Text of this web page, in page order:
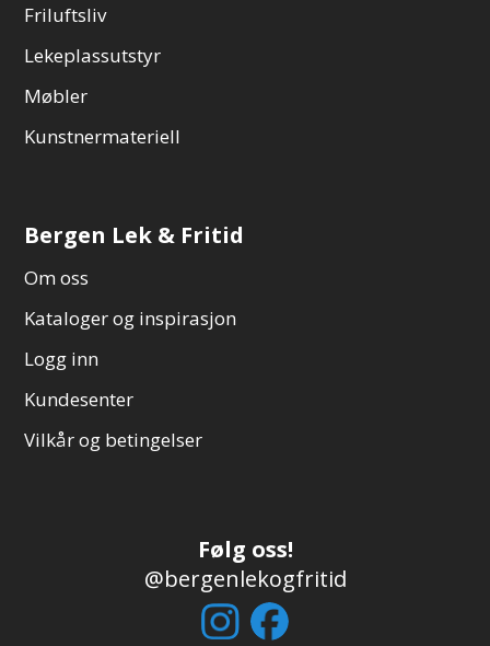
Friluftsliv
Lekeplassutstyr
Møbler
Kunstnermateriell
Bergen Lek & Fritid
Om oss
Kataloger og inspirasjon
Logg inn
Kundesenter
Vilkår og betingelser
Følg oss!
@bergenlekogfritid